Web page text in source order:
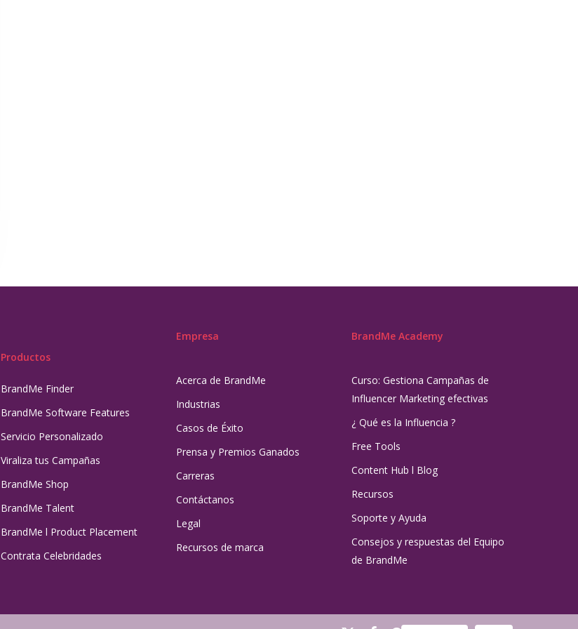
Productos
BrandMe Finder
BrandMe Software Features
Servicio Personalizado
Viraliza tus Campañas
BrandMe Shop
BrandMe Talent
BrandMe l Product Placement
Contrata Celebridades
Empresa
Acerca de BrandMe
Industrias
Casos de Éxito
Prensa y Premios Ganados
Carreras
Contáctanos
Legal
Recursos de marca
BrandMe Academy
Curso: Gestiona Campañas de
Influencer Marketing efectivas
¿ Qué es la Influencia ?
Free Tools
Content Hub l Blog
Recursos
Soporte y Ayuda
Consejos y respuestas del Equipo
de BrandMe